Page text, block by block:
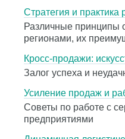
Стратегия и практика
Различные принципы
регионами, их
Кросс-продажи:
Залог успеха и
Усиление продаж и
Советы по работе с
предприятиями